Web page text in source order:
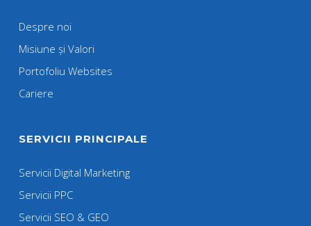
Despre noi
Misiune și Valori
Portofoliu Websites
Cariere
SERVICII PRINCIPALE
Servicii Digital Marketing
Servicii PPC
Servicii SEO & GEO